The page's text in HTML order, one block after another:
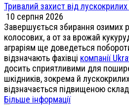
Тривалий захист від лускокрилих
10 серпня 2026
Завершується збирання озимих
колосових, а от за врожай
аграріям ще доведеться
відзначають фахівці компанії
досить сприятливими для
шкідників, зокрема й
відзначається підвищеною
Більше інформації